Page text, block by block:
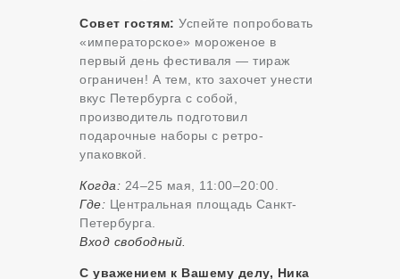
Совет гостям: Успейте попробовать
«императорское» мороженое в
первый день фестиваля — тираж
ограничен! А тем, кто захочет унести
вкус Петербурга с собой,
производитель подготовил
подарочные наборы с ретро-
упаковкой.
Когда: 24–25 мая, 11:00–20:00.
Где: Центральная площадь Санкт-
Петербурга.
Вход свободный.
С уважением к Вашему делу, Ника